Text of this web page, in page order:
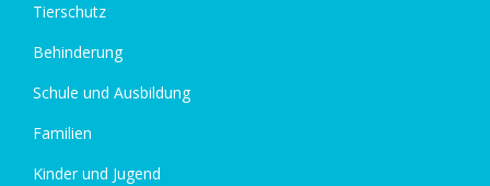
Tierschutz
Behinderung
Schule und Ausbildung
Familien
Kinder und Jugend